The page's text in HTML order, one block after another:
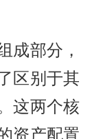
成部分，
区别于其
这两个核
资产配置